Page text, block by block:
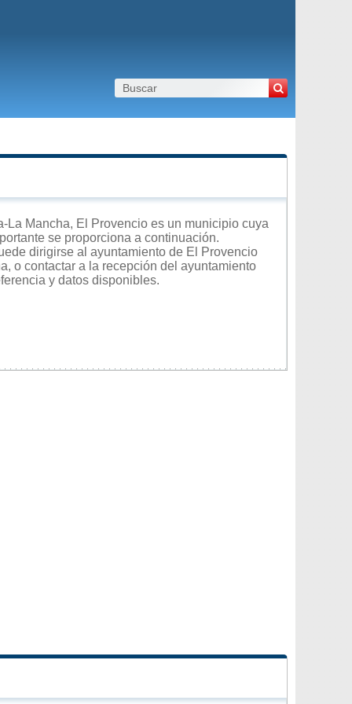
Mancha, El Provencio es un municipio cuya
se proporciona a continuación.
dirigirse al ayuntamiento de El Provencio
o contactar a la recepción del ayuntamiento
y datos disponibles.